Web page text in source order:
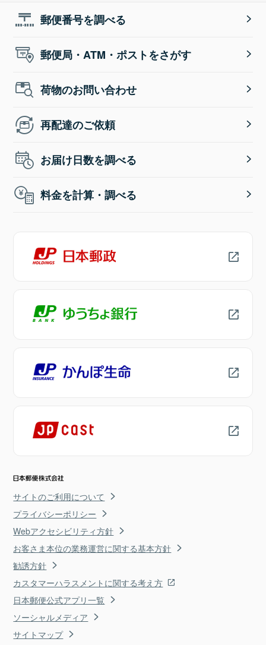
郵便番号を調べる
郵便局・ATM・ポストをさがす
荷物のお問い合わせ
再配達のご依頼
お届け日数を調べる
料金を計算・調べる
サイトのご利用について
プライバシーポリシー
Webアクセシビリティ方針
お客さま本位の業務運営に関する基本方針
勧誘方針
カスタマーハラスメントに関する考え方
日本郵便公式アプリ一覧
ソーシャルメディア
サイトマップ